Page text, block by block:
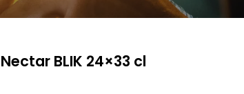
BLIK 24×33 cl